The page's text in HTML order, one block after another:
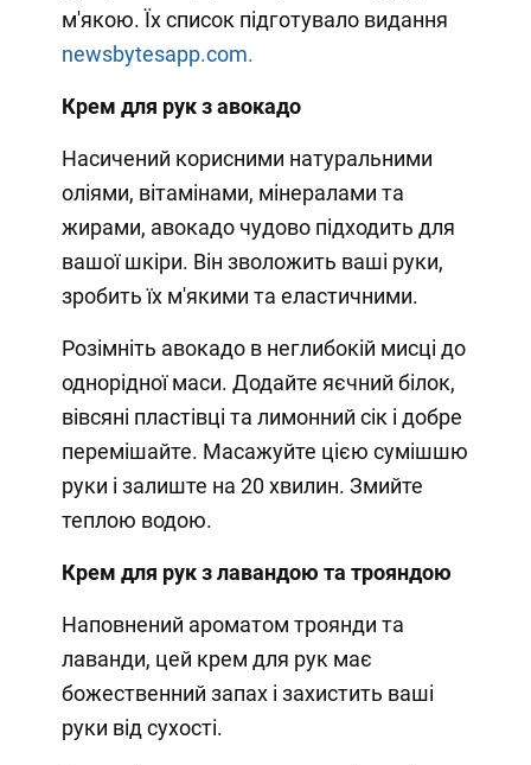
м'якою. Їх список підготувало видання
newsbytesapp.com.
Крем для рук з авокадо
Насичений корисними натуральними
оліями, вітамінами, мінералами та
жирами, авокадо чудово підходить для
вашої шкіри. Він зволожить ваші руки,
зробить їх м'якими та еластичними.
Розімніть авокадо в неглибокій мисці до
однорідної маси. Додайте яєчний білок,
вівсяні пластівці та лимонний сік і добре
перемішайте. Масажуйте цією сумішшю
руки і залиште на 20 хвилин. Змийте
теплою водою.
Крем для рук з лавандою та трояндою
Наповнений ароматом троянди та
лаванди, цей крем для рук має
божественний запах і захистить ваші
руки від сухості.